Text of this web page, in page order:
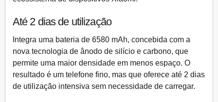
Até 2 dias de utilização
Integra uma bateria de 6580 mAh, concebida com a
nova tecnologia de ânodo de silício e carbono, que
permite uma maior densidade em menos espaço. O
resultado é um telefone fino, mas que oferece até 2 dias
de utilização intensiva sem necessidade de carregar.